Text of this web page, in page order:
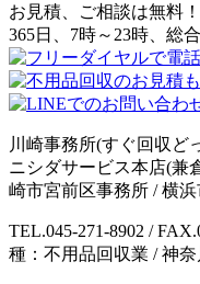
お見積、ご相談は無料
365日、7時～23時、総
川崎事務所(すぐ回収ど
ニシダサービス本店(兼
崎市宮前区事務所 / 横
TEL.045-271-8902 /
種：不用品回収業 / 神奈